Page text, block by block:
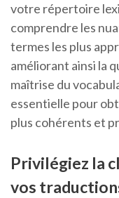
votre répertoire
comprendre les
termes les plus
améliorant ainsi la
maîtrise du
essentielle pour
plus cohérents et
Privilégiez la
vos